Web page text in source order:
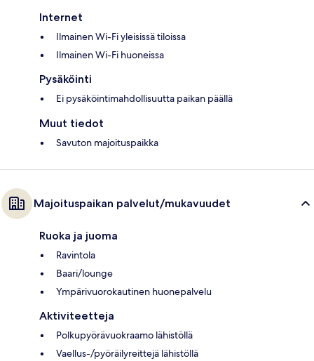
Internet
Ilmainen Wi-Fi yleisissä tiloissa
Ilmainen Wi-Fi huoneissa
Pysäköinti
Ei pysäköintimahdollisuutta paikan päällä
Muut tiedot
Savuton majoituspaikka
Majoituspaikan palvelut/mukavuudet
Ruoka ja juoma
Ravintola
Baari/lounge
Ympärivuorokautinen huonepalvelu
Aktiviteetteja
Polkupyörävuokraamo lähistöllä
Vaellus-/pyöräilyreittejä lähistöllä